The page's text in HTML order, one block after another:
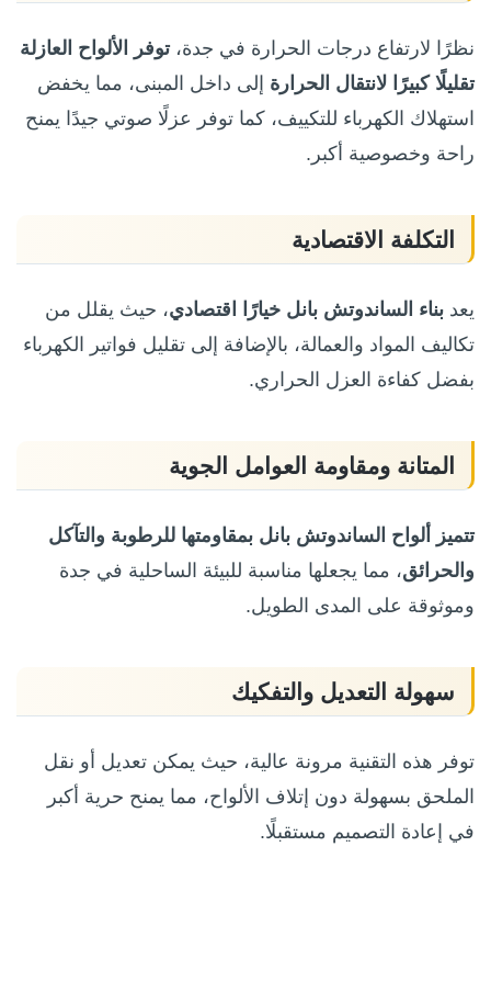
نظرًا لارتفاع درجات الحرارة في جدة،توفر الألواح العازلة
تقليلًا كبيرًا لانتقال الحرارة إلى داخل المبنى، مما يخفض
استهلاك الكهرباء للتكييف، كما توفر عزلًا صوتي جيدًا يمنح
راحة وخصوصية أكبر.
التكلفة الاقتصادية
يعد بناء الساندوتش بانل خيارًا اقتصادي، حيث يقلل من
تكاليف المواد والعمالة، بالإضافة إلى تقليل فواتير الكهرباء
بفضل كفاءة العزل الحراري.
المتانة ومقاومة العوامل الجوية
تتميز ألواح الساندوتش بانل بمقاومتها للرطوبة والتآكل
والحرائق، مما يجعلها مناسبة للبيئة الساحلية في جدة
وموثوقة على المدى الطويل.
سهولة التعديل والتفكيك
توفر هذه التقنية مرونة عالية، حيث يمكن تعديل أو نقل
الملحق بسهولة دون إتلاف الألواح، مما يمنح حرية أكبر
في إعادة التصميم مستقبلًا.